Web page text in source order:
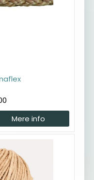
Mere info